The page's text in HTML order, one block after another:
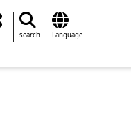
search Language